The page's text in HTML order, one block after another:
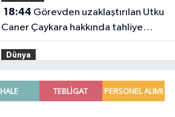
18:44
Caner Çaykara hakkında tahliye
kararı
Dünya
'hava'da yeni dönem... Sefer
kapasitesi artırıldı